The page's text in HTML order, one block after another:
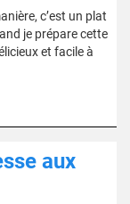
c’est un plat
je prépare cette
et facile à
aux